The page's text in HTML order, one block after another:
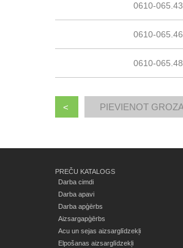
0610-065.43
0610-065.46
0610-065.48
<
PREČU KATALOGS
Darba cimdi
Darba apavi
Darba apģērbs
Aizsargapģērbs
Acu un sejas aizsarglīdzekļi
Elpošanas aizsarglīdzekļi